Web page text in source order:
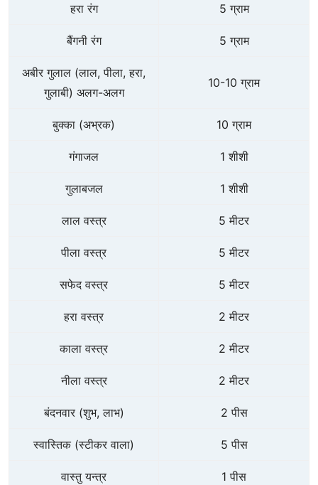
हरा रंग 5 ग्राम
बैंगनी रंग 5 ग्राम
अबीर गुलाल (लाल, पीला, हरा,
गुलाबी) अलग-अलग
10-10 ग्राम
बुक्का (अभ्रक) 10 ग्राम
गंगाजल 1 शीशी
गुलाबजल 1 शीशी
लाल वस्त्र 5 मीटर
पीला वस्त्र 5 मीटर
सफेद वस्त्र 5 मीटर
हरा वस्त्र 2 मीटर
काला वस्त्र 2 मीटर
नीला वस्त्र 2 मीटर
बंदनवार (शुभ, लाभ) 2 पीस
स्वास्तिक (स्टीकर वाला) 5 पीस
वास्तु यन्त्र 1 पीस